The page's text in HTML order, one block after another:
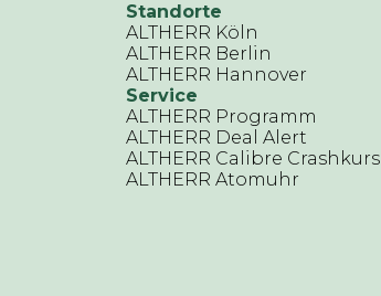
Standorte
ALTHERR Köln
ALTHERR Berlin
ALTHERR Hannover
Service
ALTHERR Programm
ALTHERR Deal Alert
ALTHERR Calibre Crashkurs
ALTHERR Atomuhr